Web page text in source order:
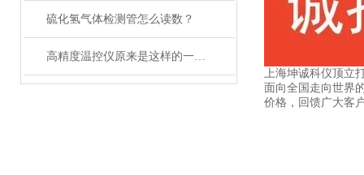
硫化氢气体检测管怎么读数？
高精度温控仪原来是这样的一款产品
上海坤诚科仪顶立
面向全国走向世界
价格，回馈广大客